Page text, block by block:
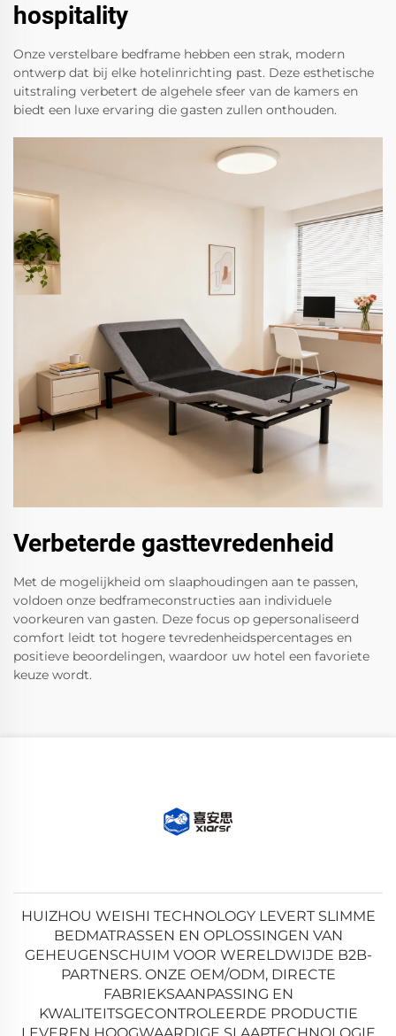
hospitality
Onze verstelbare bedframe hebben een strak, modern
ontwerp dat bij elke hotelinrichting past. Deze esthetische
uitstraling verbetert de algehele sfeer van de kamers en
biedt een luxe ervaring die gasten zullen onthouden.
Verbeterde gasttevredenheid
Met de mogelijkheid om slaaphoudingen aan te passen,
voldoen onze bedframeconstructies aan individuele
voorkeuren van gasten. Deze focus op gepersonaliseerd
comfort leidt tot hogere tevredenheidspercentages en
positieve beoordelingen, waardoor uw hotel een favoriete
keuze wordt.
HUIZHOU WEISHI TECHNOLOGY LEVERT SLIMME
BEDMATRASSEN EN OPLOSSINGEN VAN
GEHEUGENSCHUIM VOOR WERELDWIJDE B2B-
PARTNERS. ONZE OEM/ODM, DIRECTE
FABRIEKSAANPASSING EN
KWALITEITSGECONTROLEERDE PRODUCTIE